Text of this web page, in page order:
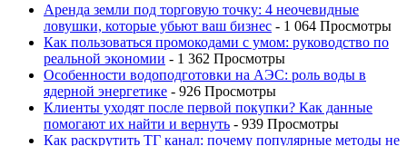
Аренда земли под торговую точку: 4 неочевидные
ловушки, которые убьют ваш бизнес - 1 064 Просмотры
Как пользоваться промокодами с умом: руководство по
реальной экономии - 1 362 Просмотры
Особенности водоподготовки на АЭС: роль воды в
ядерной энергетике - 926 Просмотры
Клиенты уходят после первой покупки? Как данные
помогают их найти и вернуть - 939 Просмотры
Как раскрутить ТГ канал: почему популярные методы не